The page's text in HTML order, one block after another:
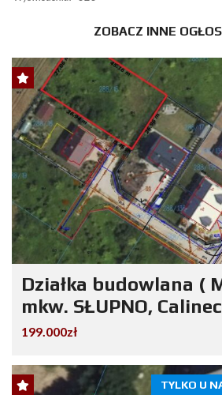
ZOBACZ INNE
Działka budowlana (
mkw. SŁUPNO,
199.000zł
TYLKO U